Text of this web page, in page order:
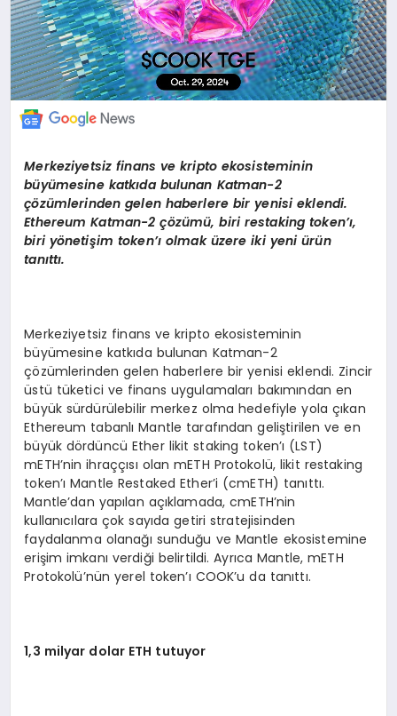
EĞİTİM
Merkeziyetsiz finans ve kripto ekosisteminin
büyümesine katkıda bulunan Katman-2
çözümlerinden gelen haberlere bir yenisi eklendi.
Ethereum Katman-2çözümü, birirestaking token’ı,
biriyönetişim token’ı olmak üzere iki yeni ürün
tanıttı.
Merkeziyetsiz finans ve kripto ekosisteminin
büyümesine katkıda bulunan Katman-2
çözümlerinden gelen haberlere bir yenisi eklendi. Zincir
üstü tüketici ve finans uygulamaları bakımından en
büyük sürdürülebilir merkez olma hedefiyle yola çıkan
Ethereum tabanlı Mantle tarafından geliştirilen ve en
büyük dördüncü Ether likit staking token’ı (LST)
mETH’nin ihraççısı olan mETH Protokolü, likit restaking
token’ı Mantle Restaked Ether’i (cmETH) tanıttı.
Mantle’dan yapılan açıklamada, cmETH’nin
kullanıcılara çok sayıda getiri stratejisinden
faydalanma olanağı sunduğu ve Mantle ekosistemine
erişim imkanı verdiği belirtildi. Ayrıca Mantle, mETH
Protokolü’nün yerel token’ı COOK’u da tanıttı.
1,3 milyar dolar ETH tutuyor